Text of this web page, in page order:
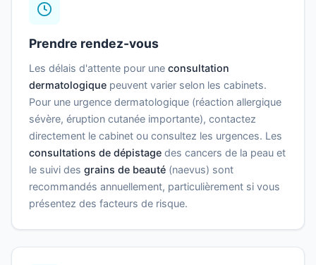
Prendre rendez-vous
Les délais d'attente pour une consultation
dermatologique peuvent varier selon les cabinets.
Pour une urgence dermatologique (réaction allergique
sévère, éruption cutanée importante), contactez
directement le cabinet ou consultez les urgences. Les
consultations de dépistage des cancers de la peau et
le suivi des grains de beauté (naevus) sont
recommandés annuellement, particulièrement si vous
présentez des facteurs de risque.